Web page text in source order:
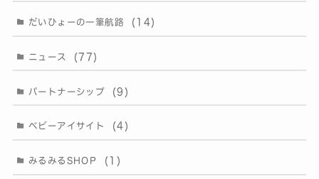
だいひょーの一筆航路 (14)
ニュース (77)
パートナーシップ (9)
ベビーアイサイト (4)
みるみるSHOP (1)